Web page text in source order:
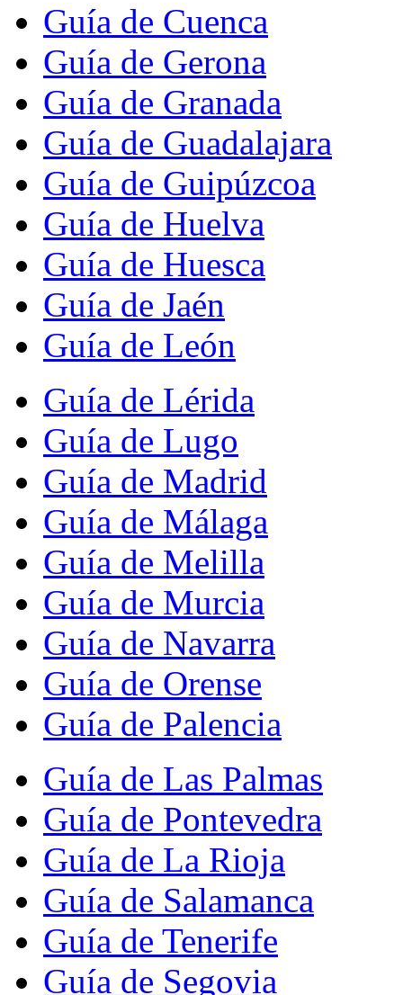
Guía de Cuenca
Guía de Gerona
Guía de Granada
Guía de Guadalajara
Guía de Guipúzcoa
Guía de Huelva
Guía de Huesca
Guía de Jaén
Guía de León
Guía de Lérida
Guía de Lugo
Guía de Madrid
Guía de Málaga
Guía de Melilla
Guía de Murcia
Guía de Navarra
Guía de Orense
Guía de Palencia
Guía de Las Palmas
Guía de Pontevedra
Guía de La Rioja
Guía de Salamanca
Guía de Tenerife
Guía de Segovia